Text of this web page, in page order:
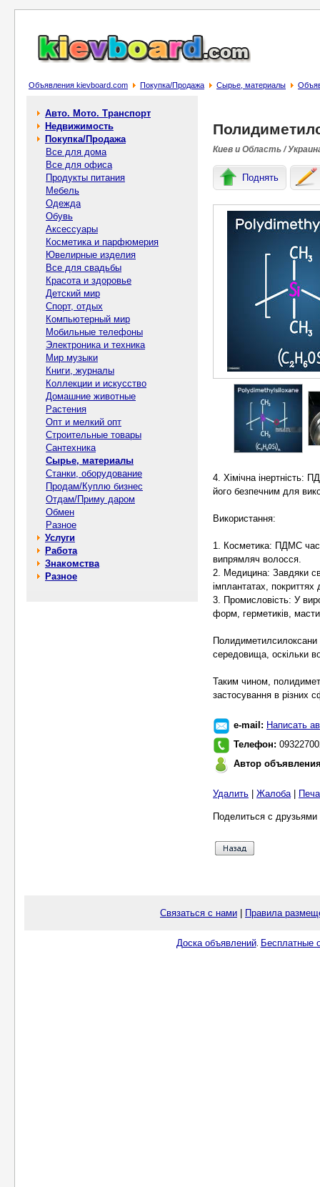
Объявления kievboard.com Покупка/Продажа Сырье, материалы
Авто. Мото. Транспорт
Недвижимость
Покупка/Продажа
Все для дома
Все для офиса
Продукты питания
Мебель
Одежда
Обувь
Аксессуары
Косметика и парфюмерия
Ювелирные изделия
Все для свадьбы
Красота и здоровье
Детский мир
Спорт, отдых
Компьютерный мир
Мобильные телефоны
Электроника и техника
Мир музыки
Книги, журналы
Коллекции и искусство
Домашние животные
Растения
Опт и мелкий опт
Строительные товары
Сантехника
Сырье, материалы
Станки, оборудование
Продам/Куплю бизнес
Отдам/Приму даром
Обмен
Разное
Услуги
Работа
Знакомства
Разное
Киев и Область /
Поднять
4. Хімічна інертність:
його безпечним для
Використання:
1. Косметика: ПДМС
випрямляч волосся.
2. Медицина: Завдяки
імплантатах, покриттях
3. Промисловість: У
форм, герметиків,
середовища, оскільки
Таким чином,
застосування в різних
e-mail: Написать
Телефон:
Автор
Удалить Жалоба|
Поделиться с
Связаться с нами Правила
Доска объявлений. Бесплатные